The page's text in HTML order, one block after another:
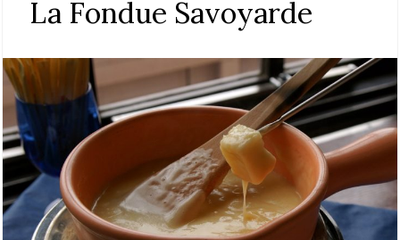
La Fondue Savoyarde